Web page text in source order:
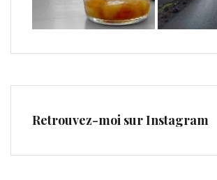
Retrouvez-moi sur Instagram